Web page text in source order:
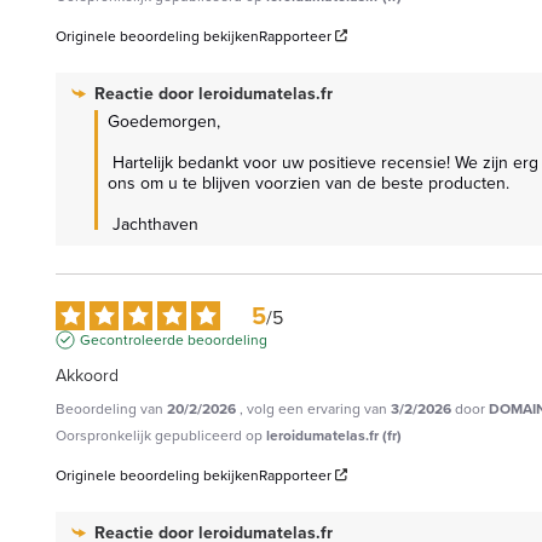
Originele beoordeling bekijkenRapporteer
Reactie door leroidumatelas.fr
Goedemorgen,
ons om u te blijven voorzien van de beste producten.
Jachthaven
5/5
Gecontroleerde beoordeling
Akkoord
Beoordeling van 20/2/2026, volg een ervaring van 3/2/2026door
Oorspronkelijk gepubliceerd opleroidumatelas.fr (fr)
Originele beoordeling bekijkenRapporteer
Reactie door leroidumatelas.fr